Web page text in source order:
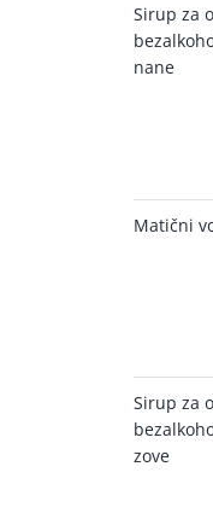
Sirup za
nane
Matični
Sirup za
zove